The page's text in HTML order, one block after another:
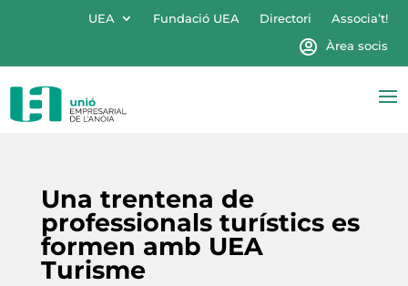
UEA Fundació UEA Directori
Associa’t!
Àrea socis
Una trentena de
professionals turístics es
formen amb UEA
Turisme